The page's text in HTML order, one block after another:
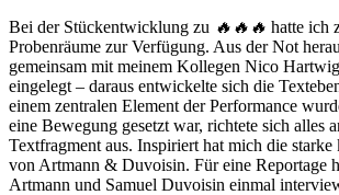
Bei der Stückentwicklung zu 🔥🔥🔥 hatte ich
Probenräume zur Verfügung. Aus der Not
gemeinsam mit meinem Kollegen Nico
eingelegt – daraus entwickelte sich die
einem zentralen Element der Performance
eine Bewegung gesetzt war, richtete sich alles
Textfragment aus. Inspiriert hat mich die
von Artmann & Duvoisin. Für eine Reportage
Artmann und Samuel Duvoisin einmal